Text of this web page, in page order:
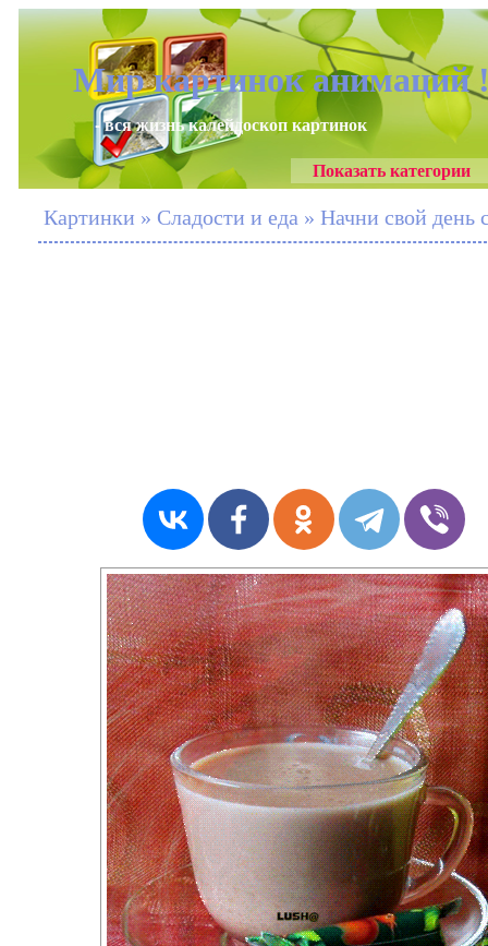
Мир картинок анимаций
- вся жизнь калейдоскоп картинок
Показать категории
Картинки » Сладости и еда » Начни свой день